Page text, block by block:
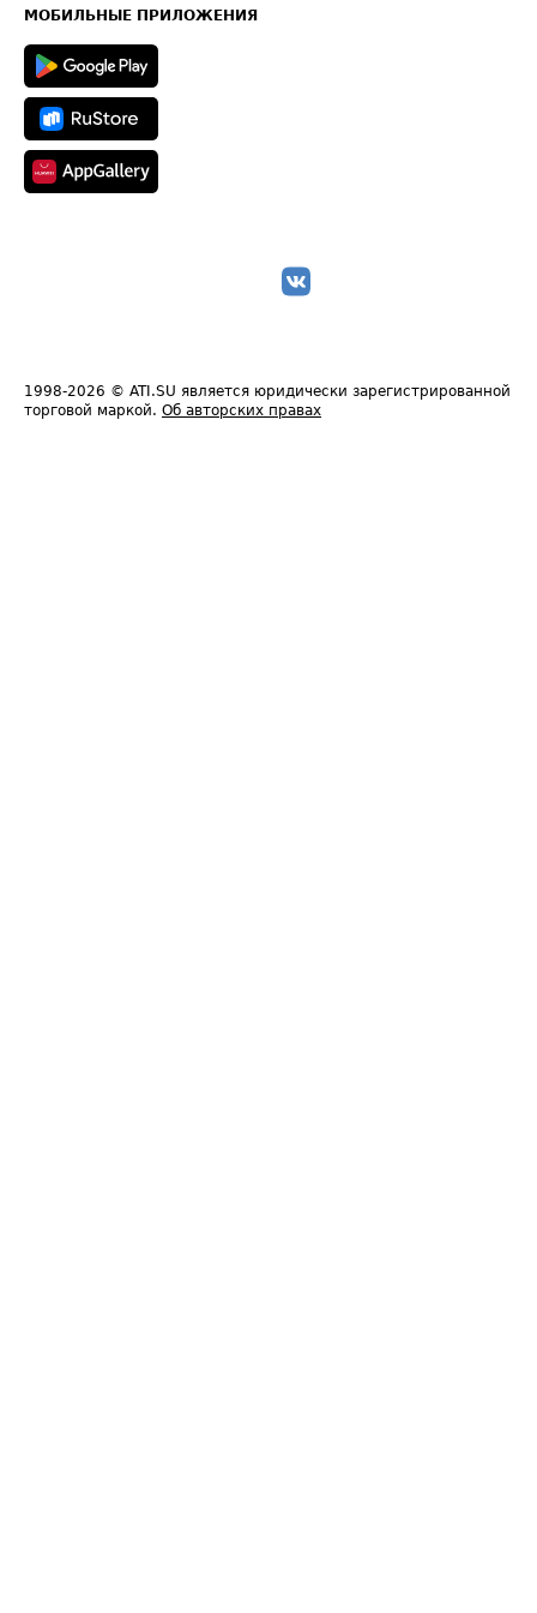
Техническая информация
МОБИЛЬНЫЕ ПРИЛОЖЕНИЯ
1998-2026 © ATI.SU является юридически зарегистрированной
торговой маркой. Об авторских правах